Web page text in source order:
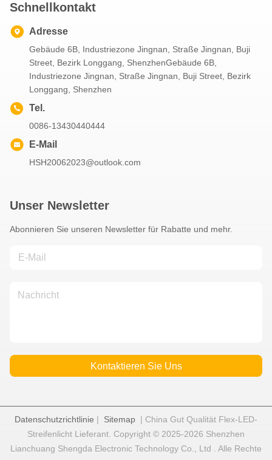
Schnellkontakt
Adresse
Gebäude 6B, Industriezone Jingnan, Straße Jingnan, Buji
Street, Bezirk Longgang, ShenzhenGebäude 6B,
Industriezone Jingnan, Straße Jingnan, Buji Street, Bezirk
Longgang, Shenzhen
Tel.
0086-13430440444
E-Mail
HSH20062023@outlook.com
Unser Newsletter
Abonnieren Sie unseren Newsletter für Rabatte und mehr.
Kontaktieren Sie Uns
Datenschutzrichtlinie | Sitemap | China Gut Qualität Flex-LED-
Streifenlicht Lieferant. Copyright © 2025-2026 Shenzhen
Lianchuang Shengda Electronic Technology Co., Ltd . Alle Rechte